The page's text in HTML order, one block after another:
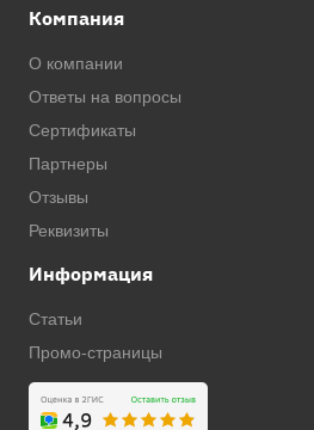
Компания
О компании
Ответы на вопросы
Сертификаты
Партнеры
Отзывы
Реквизиты
Информация
Статьи
Промо-страницы